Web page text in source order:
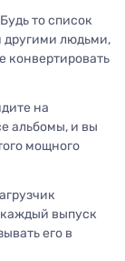
то список
другими людьми,
конвертировать
на
альбомы, и вы
мощного
каждый выпуск
его в